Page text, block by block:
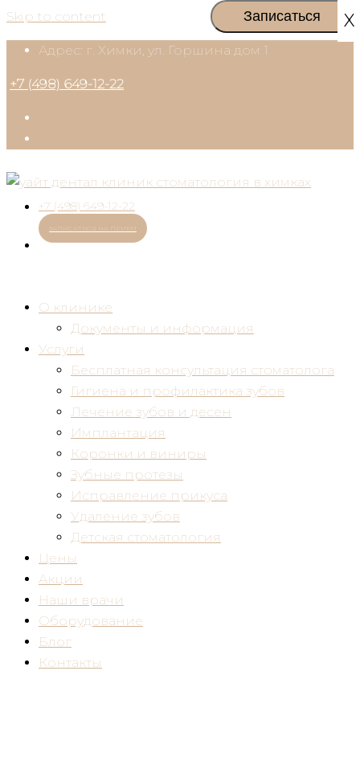
Skip to content
Адрес: г. Химки, ул. Горшина дом 1
+7 (498) 649-12-22
+7 (498) 649-12-22
ЗАПИСАТЬСЯ НА ПРИЕМ
О клинике
Документы и информация
Услуги
Бесплатная консультация стоматолога
Гигиена и профилактика зубов
Лечение зубов и десен
Имплантация
Коронки и виниры
Зубные протезы
Исправление прикуса
Удаление зубов
Детская стоматология
Цены
Акции
Наши врачи
Оборудование
Блог
Контакты
X